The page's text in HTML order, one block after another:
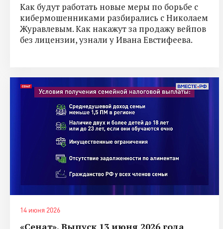
Как будут работать новые меры по борьбе с
кибермошенниками разбирались с Николаем
Журавлевым. Как накажут за продажу вейпов
без лицензии, узнали у Ивана Евстифеева.
14 июня 2026
«Сенат». Выпуск 13 июня 2026 года